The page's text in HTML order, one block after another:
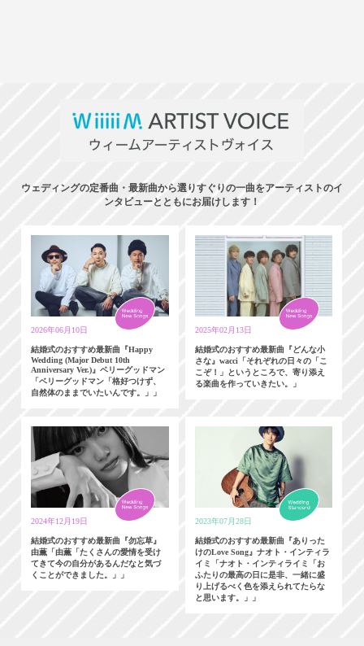
ウェディングの定番曲・最新曲から選りすぐりの一曲をアーティストのイ
ンタビューとともにお届けします！
2026年06月10日
結婚式のおすすめ最新曲『Happy
Wedding (Major Debut 10th
Anniversary Ver.)』ベリーグッドマン
「ベリーグッドマン「格好つけず、
自然体のままでいたいんです。」」
2025年02月13日
結婚式のおすすめ最新曲『どんな小
さな』wacci「それぞれの日々の「こ
こぞ！」というところで、寄り添え
る楽曲を作っていきたい。」
2024年12月19日
結婚式のおすすめ最新曲『勿忘草』
由薫「由薫「たくさんの愛情を受け
てきて今の自分があるんだなと気づ
くことができました。」」
2023年07月28日
結婚式のおすすめ最新曲『ありった
けのLove Song』ナオト・インティラ
イミ「ナオト・インティライミ「お
ふたりの最高の日に是非、一緒に盛
り上げるべく色を添えられてたらな
と思います。」」